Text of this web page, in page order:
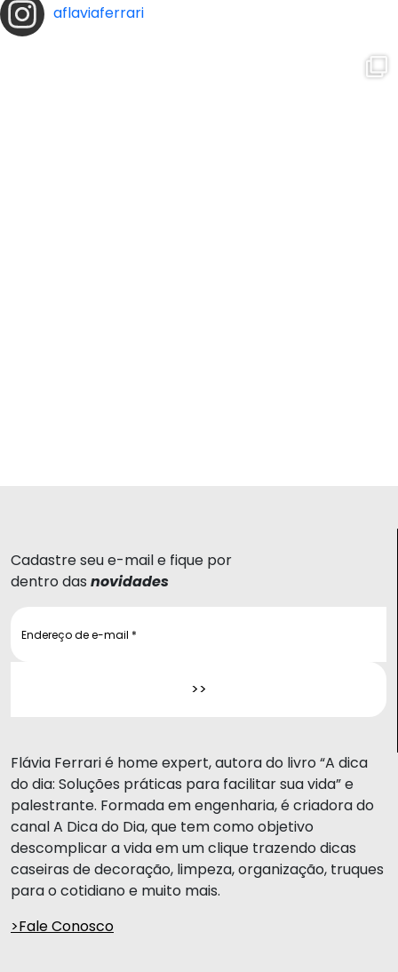
aflaviaferrari
Cadastre seu e-mail e fique por
dentro das novidades
Flávia Ferrari é home expert, autora do livro “A dica
do dia: Soluções práticas para facilitar sua vida” e
palestrante. Formada em engenharia, é criadora do
canal A Dica do Dia, que tem como objetivo
descomplicar a vida em um clique trazendo dicas
caseiras de decoração, limpeza, organização, truques
para o cotidiano e muito mais.
>Fale Conosco